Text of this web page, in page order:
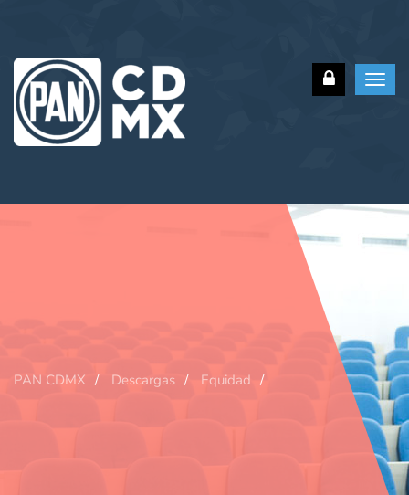
PAN CDMX Descargas Equidad